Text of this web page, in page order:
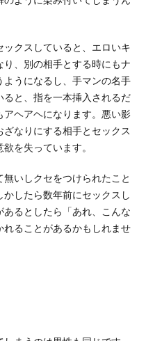
クスしていると、エロいキ
、別の相手とする時にもナ
うになるし、手マンの名手
と、指を一本挿入されるだ
ヘアヘになります。悪い影
なりにする相手とセックス
を失っています。
いしクセをつけられたこと
したら数年前にセックスし
るとしたら「あれ、こんな
ることがあるかもしれませ